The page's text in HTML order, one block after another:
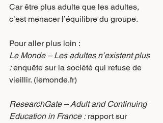
Car être plus adulte que les adultes,
c’est menacer l’équilibre du groupe.
Pour aller plus loin :
Le Monde – Les adultes n’existent plus
: enquête sur la société qui refuse de
vieillir. (lemonde.fr)
ResearchGate – Adult and Continuing
Education in France : rapport sur